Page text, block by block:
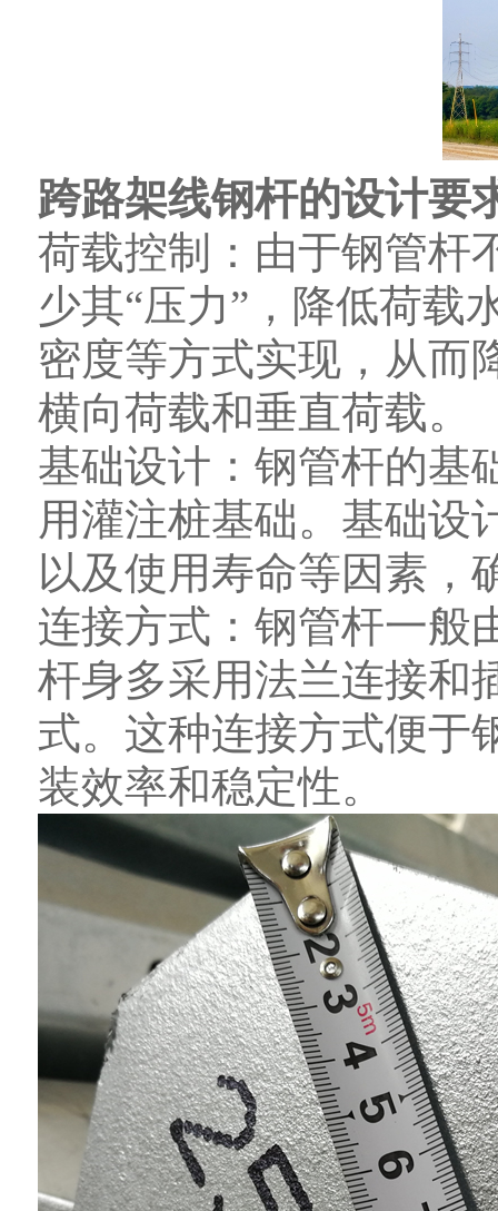
跨路架线钢杆的设计要
荷载控制：由于钢管杆
少其“压力”，降低荷载
密度等方式实现，从而
横向荷载和垂直荷载。
基础设计：钢管杆的基
用灌注桩基础。基础设
以及使用寿命等因素，
连接方式：钢管杆一般
杆身多采用法兰连接和
式。这种连接方式便于
装效率和稳定性。